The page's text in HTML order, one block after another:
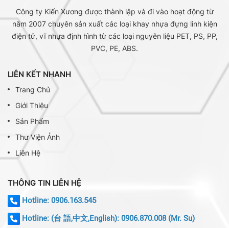
Công ty Kiến Xương được thành lập và đi vào hoạt động từ
năm 2007 chuyên sản xuất các loại khay nhựa đựng linh kiện
điện tử, vĩ nhựa định hình từ các loại nguyên liệu PET, PS, PP,
PVC, PE, ABS.
LIÊN KẾT NHANH
Trang Chủ
Giới Thiệu
Sản Phẩm
Thư Viện Ảnh
Liên Hệ
THÔNG TIN LIÊN HỆ
Hotline: 0906.163.545
Hotline: (台 語,中文,English): 0906.870.008 (Mr. Su)